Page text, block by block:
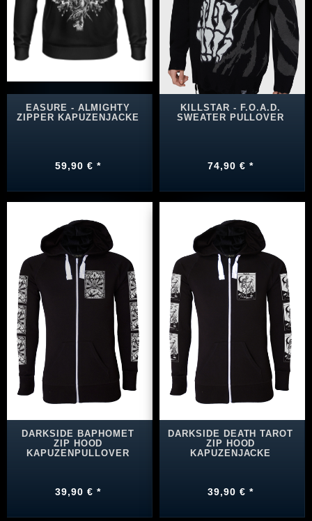
EASURE - ALMIGHTY
ZIPPER KAPUZENJACKE
59,90 € *
KILLSTAR - F.O.A.D.
SWEATER PULLOVER
74,90 € *
DARKSIDE BAPHOMET
ZIP HOOD
KAPUZENPULLOVER
39,90 € *
DARKSIDE DEATH TAROT
ZIP HOOD
KAPUZENJACKE
39,90 € *